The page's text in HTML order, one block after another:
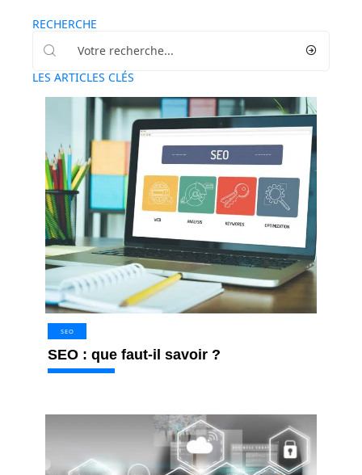
RECHERCHE
LES ARTICLES CLÉS
SEO
SEO : que faut-il savoir ?